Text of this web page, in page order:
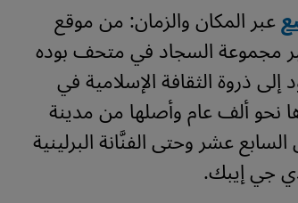
عبر المكان والزمان: من موقع
مجموعة السجاد في متحف بوده
ذروة الثقافة الإسلامية في
نحو ألف عام وأصلها من مدينة
عشر وحتى الفنَّانة البرلينية
جي إيبك.